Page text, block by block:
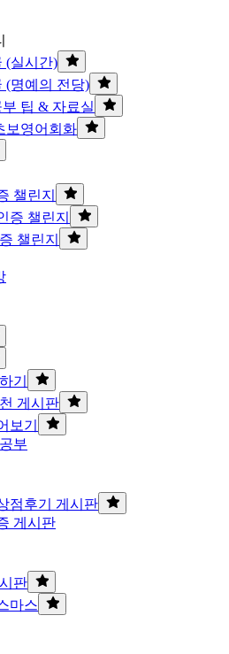
(실시간)
(명예의 전당)
팁 & 자료실
보영어회화
챌린지
증 챌린지
챌린지
기
게시판
보기
부
점후기 게시판
게시판
판
마스